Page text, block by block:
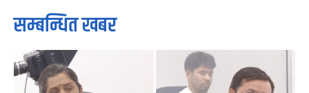
सम्बन्धित खबर